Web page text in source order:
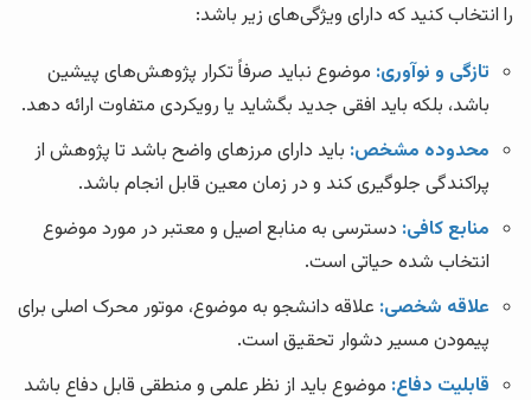
را انتخاب کنید که دارای ویژگی‌های زیر باشد:
تازگی و نوآوری: موضوع نباید صرفاً تکرار پژوهش‌های پیشین
باشد، بلکه باید افقی جدید بگشاید یا رویکردی متفاوت ارائه دهد.
محدوده مشخص: باید دارای مرزهای واضح باشد تا پژوهش از
پراکندگی جلوگیری کند و در زمان معین قابل انجام باشد.
منابع کافی: دسترسی به منابع اصیل و معتبر در مورد موضوع
انتخاب شده حیاتی است.
علاقه شخصی: علاقه دانشجو به موضوع، موتور محرک اصلی برای
پیمودن مسیر دشوار تحقیق است.
قابلیت دفاع: موضوع باید از نظر علمی و منطقی قابل دفاع باشد